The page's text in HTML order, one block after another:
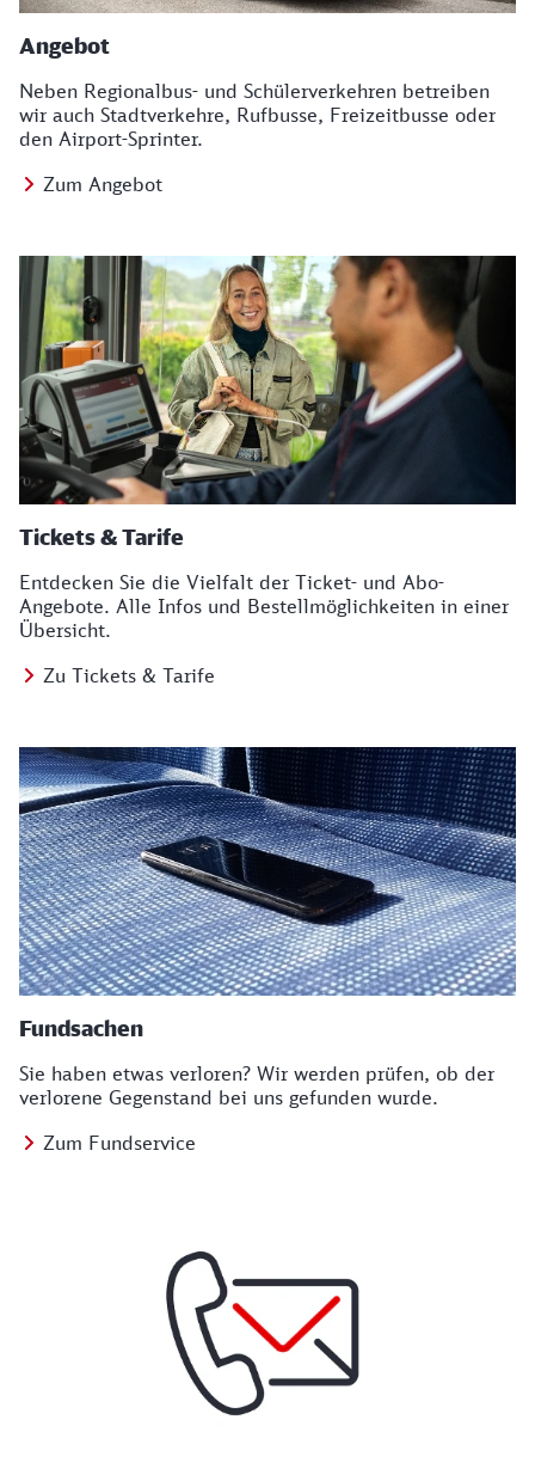
Angebot
Neben Regionalbus- und Schülerverkehren betreiben
wir auch Stadtverkehre, Rufbusse, Freizeitbusse oder
den Airport-Sprinter.
Zum Angebot
Tickets & Tarife
Entdecken Sie die Vielfalt der Ticket- und Abo-
Angebote. Alle Infos und Bestellmöglichkeiten in einer
Übersicht.
Zu Tickets & Tarife
Fundsachen
Sie haben etwas verloren? Wir werden prüfen, ob der
verlorene Gegenstand bei uns gefunden wurde.
Zum Fundservice